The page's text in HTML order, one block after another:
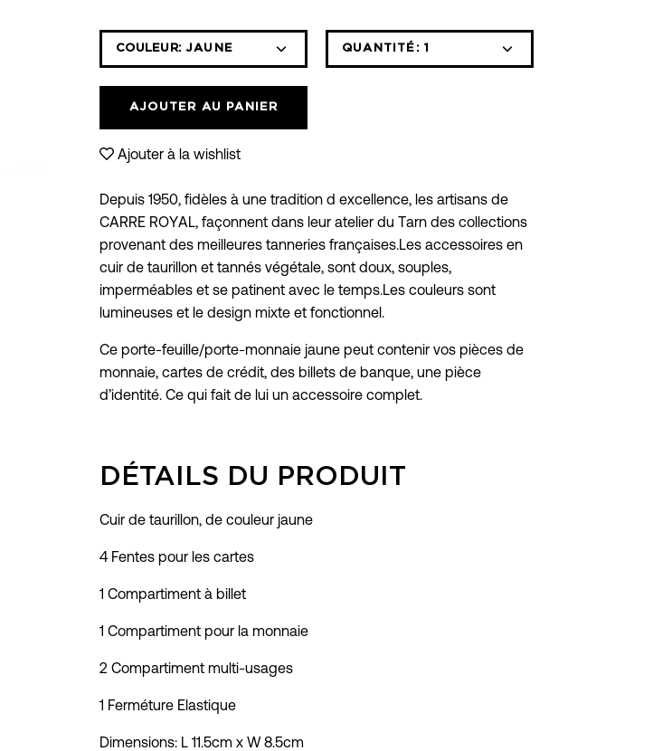
COULEUR: JAUNE QUANTITÉ: 1
AJOUTER AU PANIER
Ajouter à la wishlist
Depuis 1950, fidèles à une tradition d excellence, les artisans de
CARRE ROYAL, façonnent dans leur atelier du Tarn des collections
provenant des meilleures tanneries françaises.Les accessoires en
cuir de taurillon et tannés végétale, sont doux, souples,
imperméables et se patinent avec le temps.Les couleurs sont
lumineuses et le design mixte et fonctionnel.
Ce porte-feuille/porte-monnaie jaune peut contenir vos pièces de
monnaie, cartes de crédit, des billets de banque, une pièce
d’identité. Ce qui fait de lui un accessoire complet.
DÉTAILS DU PRODUIT
Cuir de taurillon, de couleur jaune
4 Fentes pour les cartes
1 Compartiment à billet
1 Compartiment pour la monnaie
2 Compartiment multi-usages
1 Ferméture Elastique
Dimensions: L 11.5cm x W 8.5cm